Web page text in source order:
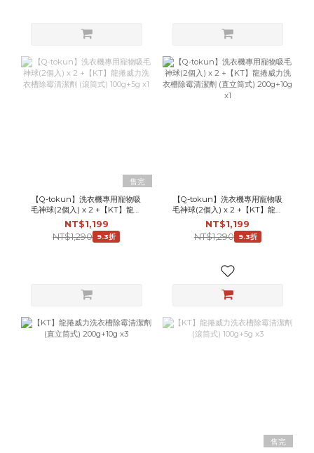
售完
【Q-tokun】洗衣機專用寵物吸
毛神球(2個入) x 2 +【KT】龍捲
威力洗衣槽除霉清潔劑 (滾筒式)
100g+5g x1
NT$1,199
NT$1,290
9.3折
【Q-tokun】洗衣機專用寵物吸
毛神球(2個入) x 2 +【KT】龍捲
威力洗衣槽除霉清潔劑 (直立筒式)
200g+10g x1
NT$1,199
NT$1,290
9.3折
售完